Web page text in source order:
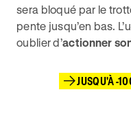
sera bloqué par le
pente jusqu’en bas.
oublier d’actionner
JUSQU'À -